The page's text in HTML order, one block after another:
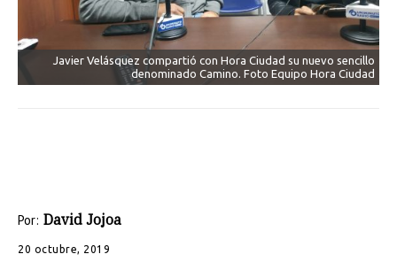
Javier Velásquez compartió con Hora Ciudad su nuevo sencillo
denominado Camino. Foto Equipo Hora Ciudad
Por: David Jojoa
20 octubre, 2019